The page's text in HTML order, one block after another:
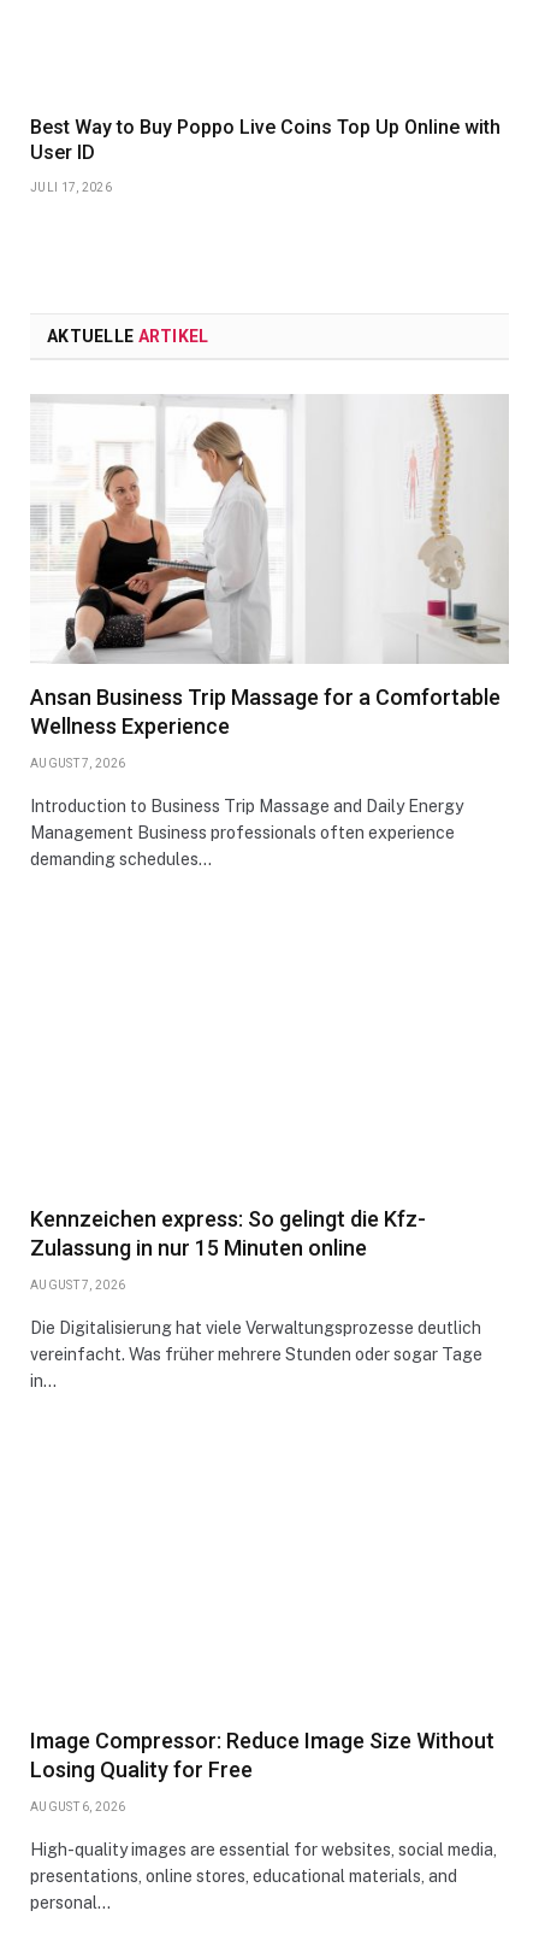
Best Way to Buy Poppo Live Coins Top Up Online with
User ID
JULI 17, 2026
AKTUELLE ARTIKEL
Ansan Business Trip Massage for a Comfortable
Wellness Experience
AUGUST 7, 2026
Introduction to Business Trip Massage and Daily Energy
Management Business professionals often experience
demanding schedules…
Kennzeichen express: So gelingt die Kfz-
Zulassung in nur 15 Minuten online
AUGUST 7, 2026
Die Digitalisierung hat viele Verwaltungsprozesse deutlich
vereinfacht. Was früher mehrere Stunden oder sogar Tage
in…
Image Compressor: Reduce Image Size Without
Losing Quality for Free
AUGUST 6, 2026
High-quality images are essential for websites, social media,
presentations, online stores, educational materials, and
personal…